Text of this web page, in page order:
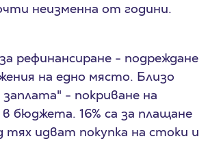
неизменна от години.
рефинансиране - подреждане
на едно място. Близо
- покриване на
бюджета. 16% са за плащане
тях идват покупка на стоки и